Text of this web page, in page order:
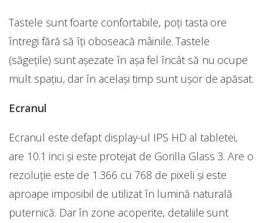
Tastele sunt foarte confortabile, poți tasta ore
întregi fără să îți oboseacă mâinile. Tastele
(săgețile) sunt așezate în așa fel încât să nu ocupe
mult spațiu, dar în același timp sunt ușor de apăsat.
Ecranul
Ecranul este defapt display-ul IPS HD al tabletei,
are 10.1 inci și este protejat de Gorilla Glass 3. Are o
rezoluție este de 1.366 cu 768 de pixeli și este
aproape imposibil de utilizat în lumină naturală
puternică. Dar în zone acoperite, detaliile sunt